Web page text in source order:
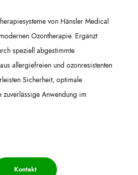
von Hänsler Medical
Ozontherapie. Ergänzt
speziell abgestimmte
allergiefreien und ozonresistenten
Sicherheit, optimale
Anwendung im
Kontakt